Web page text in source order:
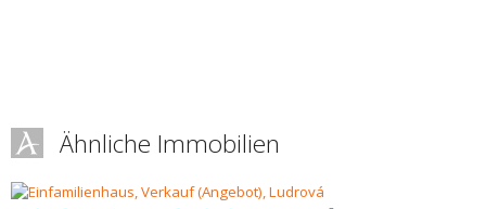
Ähnliche Immobilien